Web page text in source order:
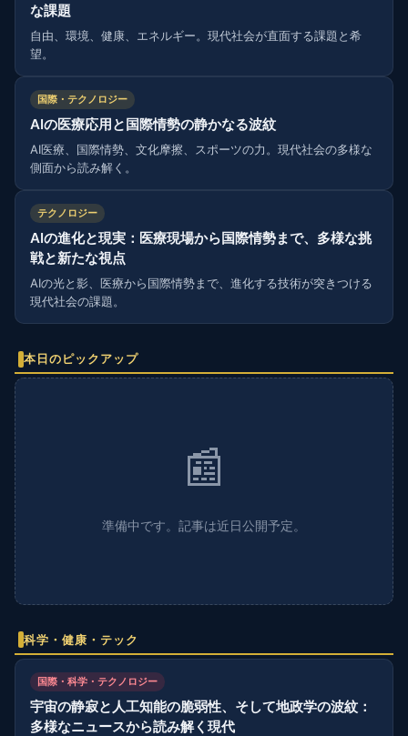
な課題
自由、環境、健康、エネルギー。現代社会が直面する課題と希
望。
国際・テクノロジー
AIの医療応用と国際情勢の静かなる波紋
AI医療、国際情勢、文化摩擦、スポーツの力。現代社会の多様な
側面から読み解く。
テクノロジー
AIの進化と現実：医療現場から国際情勢まで、多様な挑
戦と新たな視点
AIの光と影、医療から国際情勢まで、進化する技術が突きつける
現代社会の課題。
本日のピックアップ
📰
準備中です。記事は近日公開予定。
科学・健康・テック
国際・科学・テクノロジー
宇宙の静寂と人工知能の脆弱性、そして地政学の波紋：
多様なニュースから読み解く現代